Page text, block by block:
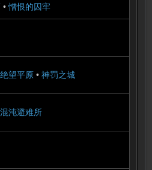
•憎恨的囚牢
绝望平原 •神罚之城
混沌避难所